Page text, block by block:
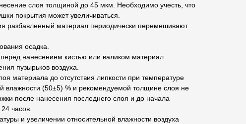
слоя толщиной до 45 мкм. Необходимо учесть, что
покрытия может увеличиваться.
разбавленный материал периодически перемешивают
осадка.
нанесением кистью или валиком материал
пузырьков воздуха.
материала до отсутствия липкости при температуре
влажности (50±5) % и рекомендуемой толщине слоя не
после нанесения последнего слоя и до начала
часов.
и увеличении относительной влажности воздуха